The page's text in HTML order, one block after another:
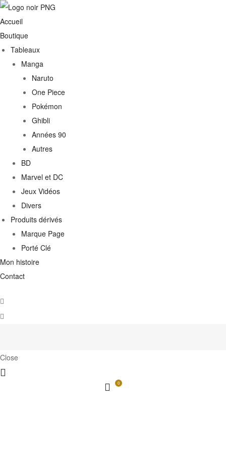
Accueil
Boutique
Tableaux
Manga
Naruto
One Piece
Pokémon
Ghibli
Années 90
Autres
BD
Marvel et DC
Jeux Vidéos
Divers
Produits dérivés
Marque Page
Porté Clé
Mon histoire
Contact
Close
0